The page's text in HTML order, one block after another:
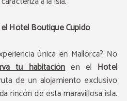
Hotel Boutique Cupido
única en Mallorca? No
tu habitaciónen el Hotel
de un alojamiento exclusivo
rincón de esta maravillosa isla.